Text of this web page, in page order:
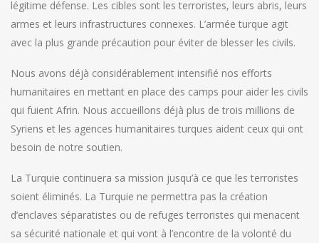
légitime défense. Les cibles sont les terroristes, leurs abris, leurs
armes et leurs infrastructures connexes. L’armée turque agit
avec la plus grande précaution pour éviter de blesser les civils.
Nous avons déjà considérablement intensifié nos efforts
humanitaires en mettant en place des camps pour aider les civils
qui fuient Afrin. Nous accueillons déjà plus de trois millions de
Syriens et les agences humanitaires turques aident ceux qui ont
besoin de notre soutien.
La Turquie continuera sa mission jusqu’à ce que les terroristes
soient éliminés. La Turquie ne permettra pas la création
d’enclaves séparatistes ou de refuges terroristes qui menacent
sa sécurité nationale et qui vont à l’encontre de la volonté du